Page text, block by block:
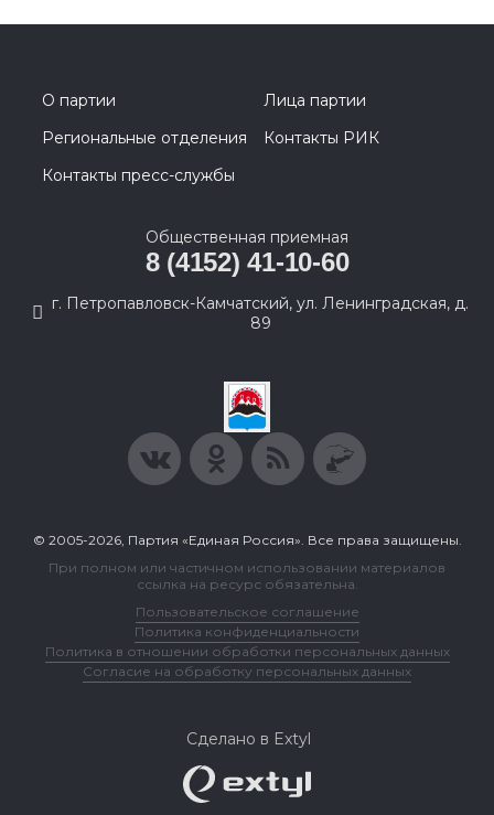
О партии
Лица партии
Региональные отделения
Контакты РИК
Контакты пресс-службы
Общественная приемная
8 (4152) 41-10-60
г. Петропавловск-Камчатский, ул. Ленинградская, д.
89
© 2005-2026, Партия «Единая Россия». Все права защищены.
При полном или частичном использовании материалов
ссылка на ресурс обязательна.
Пользовательское соглашение
Политика конфиденциальности
Политика в отношении обработки персональных данных
Согласие на обработку персональных данных
Сделано в Extyl